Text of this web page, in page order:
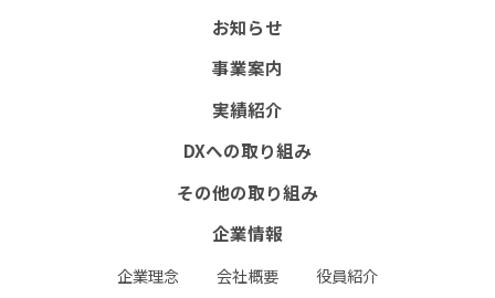
書式ダウンロード（安全衛生管理規則掲載）
協力会社募集要項
お問い合わせフォーム
お知らせ
事業案内
実績紹介
DXへの取り組み
その他の取り組み
企業情報
企業理念 会社概要
役員紹介